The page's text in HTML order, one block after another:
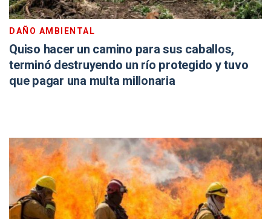
DAÑO AMBIENTAL
Quiso hacer un camino para sus caballos,
terminó destruyendo un río protegido y tuvo
que pagar una multa millonaria